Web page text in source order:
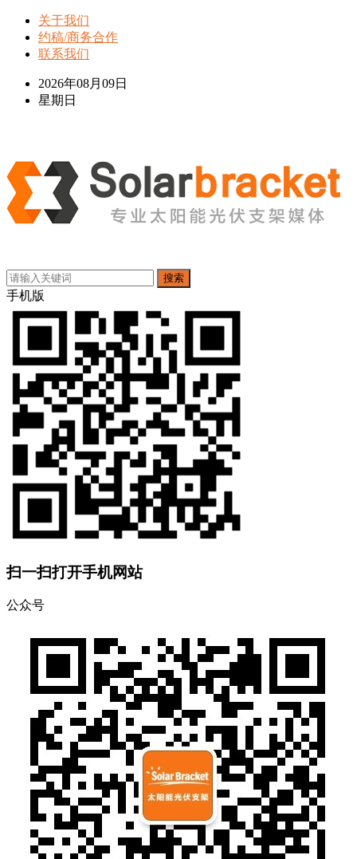
关于我们
约稿/商务合作
联系我们
2026年08月09日
星期日
搜索
手机版
扫一扫打开手机网站
公众号